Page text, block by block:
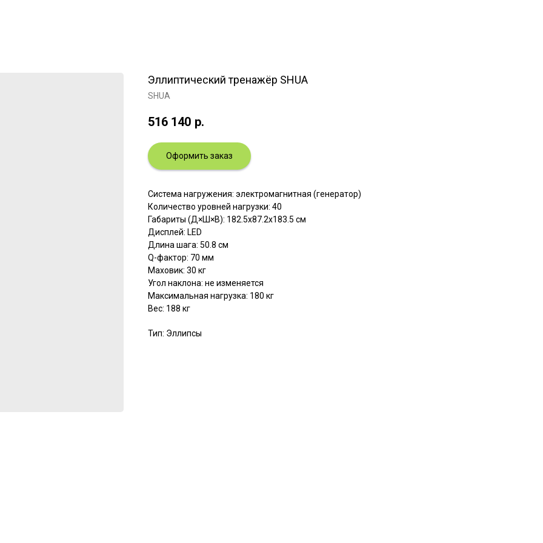
Эллиптический тренажёр SHUA
SHUA
516 140 р.
Оформить заказ
Система нагружения: электромагнитная (генератор)
Количество уровней нагрузки: 40
Габариты (Д×Ш×В): 182.5х87.2х183.5 см
Дисплей: LED
Длина шага: 50.8 см
Q-фактор: 70 мм
Маховик: 30 кг
Угол наклона: не изменяется
Максимальная нагрузка: 180 кг
Вес: 188 кг
Тип: Эллипсы